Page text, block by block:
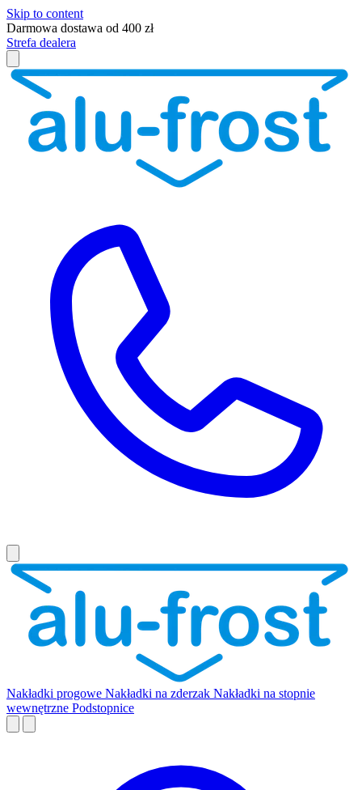
Skip to content
Darmowa dostawa od 400 zł
Strefa dealera
Nakładki progowe Nakładki na zderzak Nakładki na stopnie
wewnętrzne Podstopnice